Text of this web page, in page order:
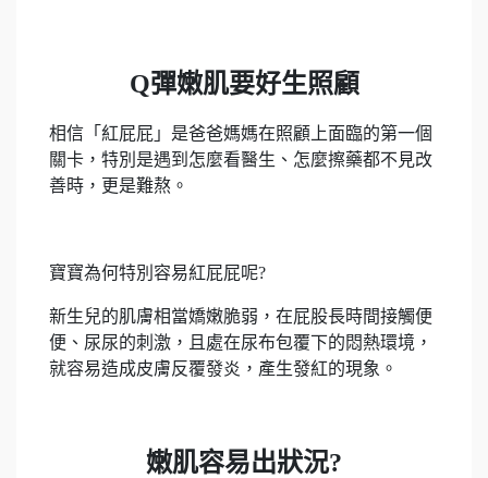
Q彈嫩肌要好生照顧
相信「紅屁屁」是爸爸媽媽在照顧上面臨的第一個
關卡，特別是遇到怎麼看醫生、怎麼擦藥都不見改
善時，更是難熬。
寶寶為何特別容易紅屁屁呢?
新生兒的肌膚相當嬌嫩脆弱，在屁股長時間接觸便
便、尿尿的刺激，且處在尿布包覆下的悶熱環境，
就容易造成皮膚反覆發炎，產生發紅的現象。
嫩肌容易出狀況?